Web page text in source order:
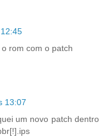
rom com o patch
13:07
um novo patch dentro